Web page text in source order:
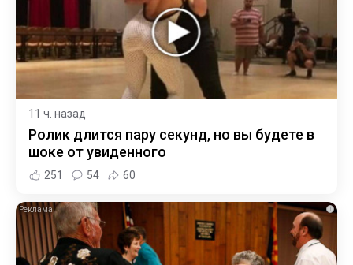
11 ч. назад
Ролик длится пару секунд, но вы будете в
шоке от увиденного
251 54 60
i